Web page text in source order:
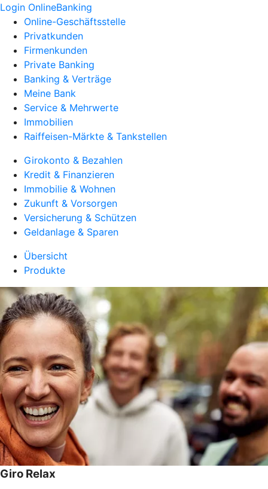
Login OnlineBanking
Online-Geschäftsstelle
Privatkunden
Firmenkunden
Private Banking
Banking & Verträge
Meine Bank
Service & Mehrwerte
Immobilien
Raiffeisen-Märkte & Tankstellen
Girokonto & Bezahlen
Kredit & Finanzieren
Immobilie & Wohnen
Zukunft & Vorsorgen
Versicherung & Schützen
Geldanlage & Sparen
Übersicht
Produkte
Giro Relax